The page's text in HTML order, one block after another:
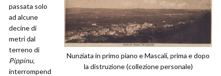
Nunziata in primo piano e Mascali, prima e dopo
la distruzione (collezione personale)
passata solo
ad alcune
decine di
metri dal
terreno di
Pippinu,
interrompend